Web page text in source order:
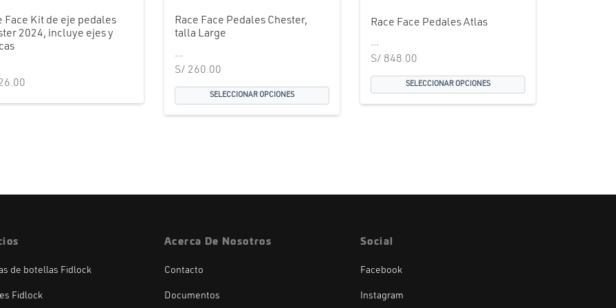
Face Kit de eje pedales
2024, incluye ejes y
Race Face Pedales Chester,
talla Large
...
S/ 260.00
SELECCIONAR OPCIONES
Race Face Pedales Atlas
...
S/ 848.00
SELECCIONAR OPCIONES
de botellas Fidlock
Fidlock
Acerca De Nosotros
Contacto
Documentos
Social
Facebook
Instagram